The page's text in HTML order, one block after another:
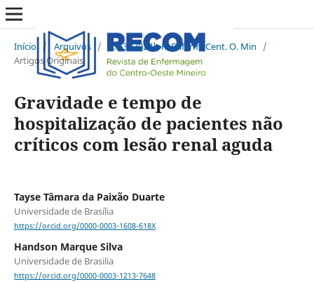
Início / Arquivos / v. 13 (2023): R. Enferm. Cent. O. Min
/
Artigos Originais
Gravidade e tempo de
hospitalização de pacientes não
críticos com lesão renal aguda
Tayse Tâmara da Paixão Duarte
Universidade de Brasília
https://orcid.org/0000-0003-1608-618X
Handson Marque Silva
Universidade de Brasilia
https://orcid.org/0000-0003-1213-7648